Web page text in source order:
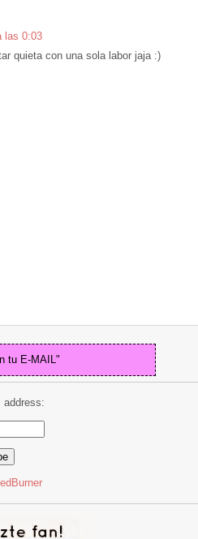
las 0:03
quieta con una sola labor jaja :)
tu E-MAIL"
address: